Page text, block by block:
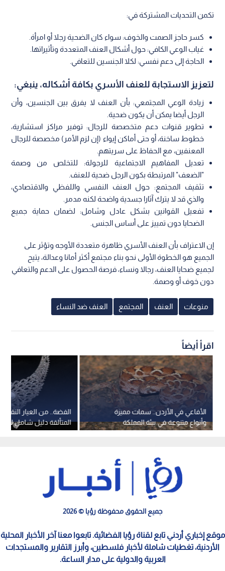
تكمن التحديات المشتركة في:
كسر حاجز الصمت والخوف: سواء كان الضحية رجلا أو امرأة.
غياب الوعي الكافي: حول أشكال العنف المتعددة وتأثيراتها.
الحاجة إلى دعم نفسي: لكلا الجنسين للتعافي.
لتعزيز الاستجابة للعنف الأسري بكافة أشكاله، ينبغي:
زيادة الوعي المجتمعي: بأن العنف لا يفرق بين الجنسين، وأن
الرجل أيضا يمكن أن يكون ضحية.
تطوير قنوات دعم متخصصة للرجال: توفير مراكز استشارية،
خطوط ساخنة، أو حتى أماكن إيواء (إن لزم الأمر) مخصصة للرجال
المعنفين، مع الحفاظ على سريتهم.
تعديل المفاهيم الاجتماعية للرجولة: للتخلص من وصمة
"الضعف" المرتبطة بكون الرجل ضحية للعنف.
تثقيف المجتمع: حول العنف النفسي واللفظي والاقتصادي،
والذي قد لا يترك آثارا جسدية واضحة لكنه مدمر.
تفعيل القوانين بشكل عادل وشامل: لضمان حماية جميع
الضحايا دون تمييز على أساس الجنس.
إن الاعتراف بأن العنف الأسري ظاهرة متعددة الأوجه وتؤثر على
الجميع هو الخطوة الأولى نحو بناء مجتمع أكثر أمانا وعدالة، يتيح
لجميع ضحايا العنف، رجالا ونساء، فرصة الحصول على الدعم والتعافي
دون خوف أو وصمة.
منوعات العنف المجتمع العنف ضد النساء
اقرأ أيضاً
الفضة.. من العيار النقي
المتألقة دليل شامل
وعياراتها
الأفاعي في الأردن.. سمات مميزة
وأنواع متنوعة في بيئة المملكة
جميع الحقوق محفوظة رؤيا © 2026
موقع إخباري أردني تابع لقناة رؤيا الفضائية. تابعوا معنا آخر الأخبار المحلية
الأردنية، تغطيات شاملة لأخبار فلسطين، وأبرز التقارير والمستجدات
العربية والدولية على مدار الساعة.